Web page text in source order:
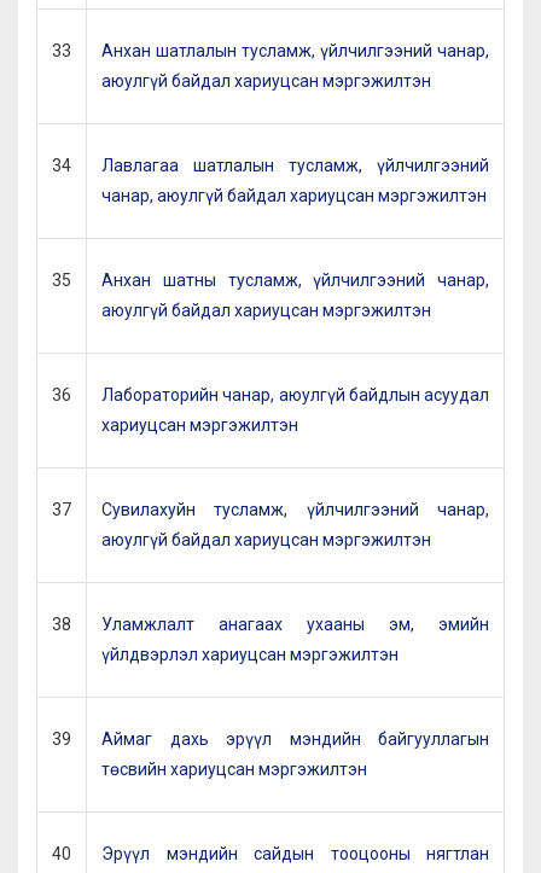
33
Анхан шатлалын тусламж, үйлчилгээний чанар,
аюулгүй байдал хариуцсан мэргэжилтэн
34
Лавлагаа шатлалын тусламж, үйлчилгээний
чанар, аюулгүй байдал хариуцсан мэргэжилтэн
35
Анхан шатны тусламж, үйлчилгээний чанар,
аюулгүй байдал хариуцсан мэргэжилтэн
36
Лабораторийн чанар, аюулгүй байдлын асуудал
хариуцсан мэргэжилтэн
37
Сувилахуйн тусламж, үйлчилгээний чанар,
аюулгүй байдал хариуцсан мэргэжилтэн
38
Уламжлалт анагаах ухааны эм, эмийн
үйлдвэрлэл хариуцсан мэргэжилтэн
39
Аймаг дахь эрүүл мэндийн байгууллагын
төсвийн хариуцсан мэргэжилтэн
40 Эрүүл мэндийн сайдын тооцооны нягтлан